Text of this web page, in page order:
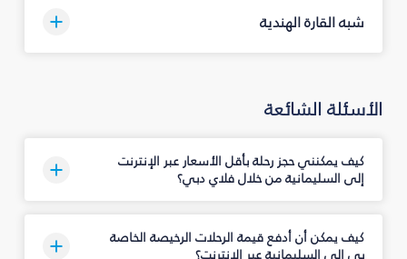
شبه القارة الهندية
الأسئلة الشائعة
كيف يمكنني حجز رحلة بأقل الأسعار عبر الإنترنت
إلى السليمانية‎ من خلال فلاي دبي؟
كيف يمكن أن أدفع قيمة الرحلات الرخيصة الخاصة
بي إلى السليمانية‎ عبر الإنترنت؟